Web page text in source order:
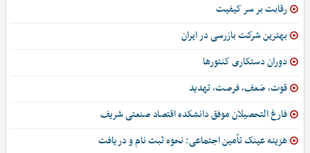
رقابت بر سر کیفیت
بهترین شرکت بازرسی در ایران
دوران دستکاری کنتورها
قوت، ضعف، فرصت، تهدید
فارغ التحصیلان موفق دانشکده اقتصاد صنعتی شریف
هزینه عینک تأمین اجتماعی: نحوه ثبت نام و دریافت